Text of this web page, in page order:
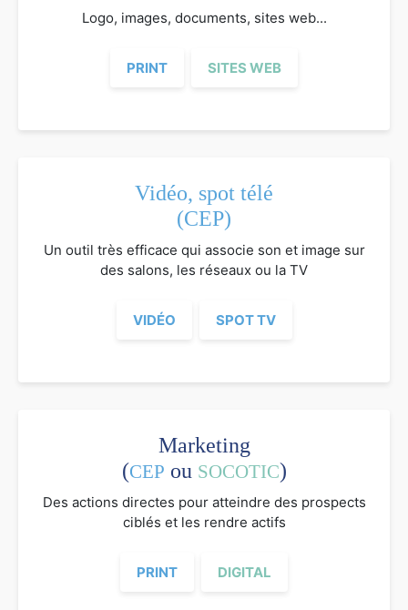
Logo, images, documents, sites web...
PRINT SITES WEB
Vidéo, spot télé
(CEP)
Un outil très efficace qui associe son et image sur
des salons, les réseaux ou la TV
VIDÉO SPOT TV
Marketing
(CEP ou SOCOTIC)
Des actions directes pour atteindre des prospects
ciblés et les rendre actifs
PRINT DIGITAL